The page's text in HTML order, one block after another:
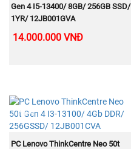
Gen 4 I5-13400/ 8GB/ 256GB SSD/
1YR/ 12JB001GVA
14.000.000 VNĐ
NEW
MUA NGAY
PC Lenovo ThinkCentre Neo 50t